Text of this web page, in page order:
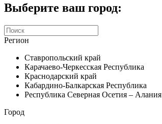
Выберите ваш город:
Регион
Ставропольский край
Карачаево-Черкесская Республика
Краснодарский край
Кабардино-Балкарская Республика
Республика Северная Осетия – Алания
Город